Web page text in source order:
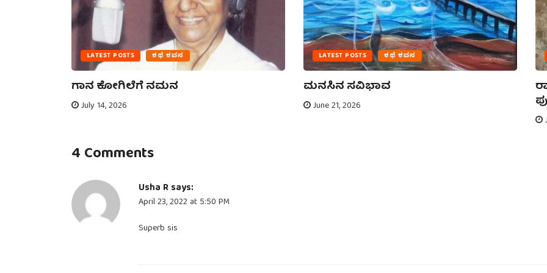
LATEST POSTS ಕಥೆ ಕವನ
ಗಾನ ಕೋಗಿಲೆಗೆ ನಮನ
July 14, 2026
LATEST POSTS ಕಥೆ ಕವನ
ಮನಸಿನ ಸವಿಭಾವ
June 21, 2026
4 Comments
Usha Rsays:
April 23, 2022 at 5:50 PM
Superb sis